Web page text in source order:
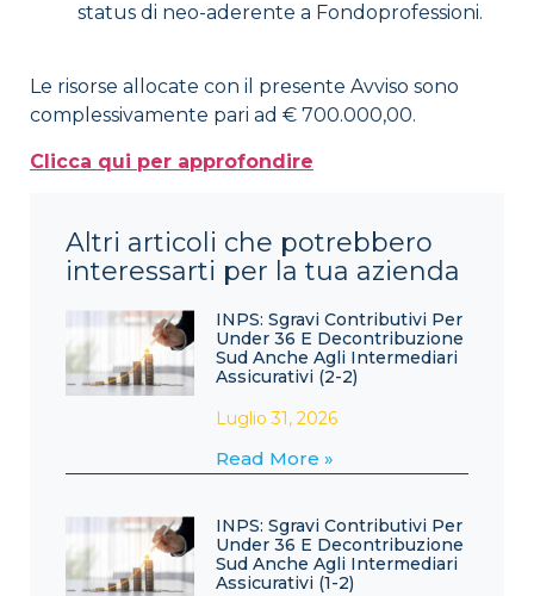
status di neo-aderente a Fondoprofessioni.
Le risorse allocate con il presente Avviso sono
complessivamente pari ad € 700.000,00.
Clicca qui per approfondire
Altri articoli che potrebbero
interessarti per la tua azienda
INPS: Sgravi Contributivi Per
Under 36 E Decontribuzione
Sud Anche Agli Intermediari
Assicurativi (2-2)
Luglio 31, 2026
Read More »
INPS: Sgravi Contributivi Per
Under 36 E Decontribuzione
Sud Anche Agli Intermediari
Assicurativi (1-2)